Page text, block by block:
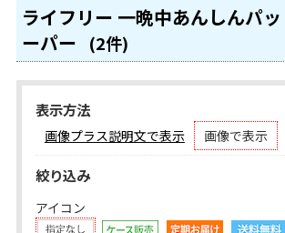
ライフリー 一晩中あんしんパ
ーパー
(2件)
表示方法
画像プラス説明文で表示 画像で表示
絞り込み
アイコン